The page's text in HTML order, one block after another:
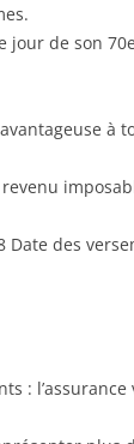
jour de son
à
Date des
: